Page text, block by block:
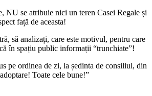
NU se atribuie nici un teren Casei Regale și
față de aceasta!
să analizați, care este motivul, pentru care
în spațiu public informații “trunchiate”!
pe ordinea de zi, la ședinta de consiliul, din
Toate cele bune!”